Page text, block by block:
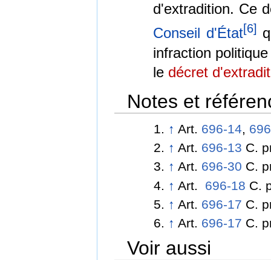
d'extradition. Ce
Conseil d'État[6]
infraction
le décret
Notes et
↑ Art. 696-14,
↑ Art. 696-13 C.
↑ Art. 696-30 C.
↑ Art. 696-18 C.
↑ Art. 696-17 C.
↑ Art. 696-17 C.
Voir aussi